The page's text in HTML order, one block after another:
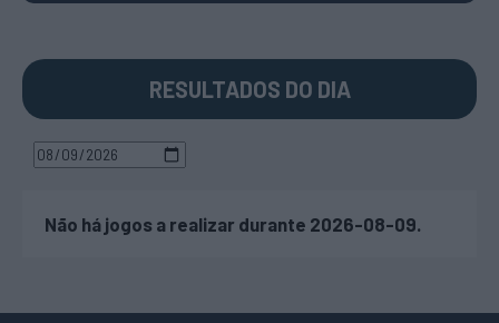
RESULTADOS DO DIA
Não há jogos a realizar durante 2026-08-09.